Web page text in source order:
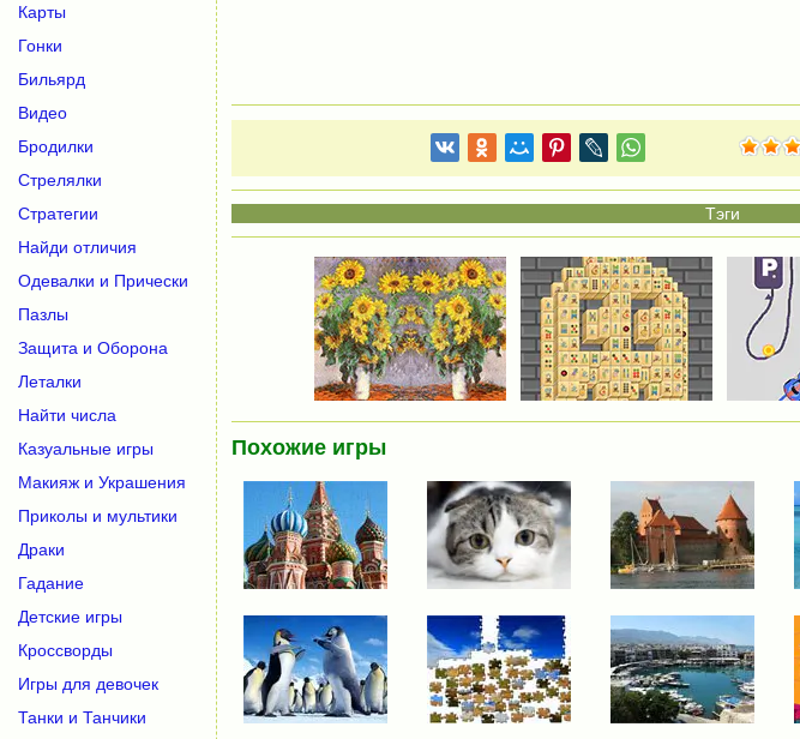
Похожие игры
Карты
Гонки
Бильярд
Видео
Бродилки
Стрелялки
Стратегии
Найди отличия
Одевалки и Прически
Пазлы
Защита и Оборона
Леталки
Найти числа
Казуальные игры
Макияж и Украшения
Приколы и мультики
Драки
Гадание
Детские игры
Кроссворды
Игры для девочек
Танки и Танчики